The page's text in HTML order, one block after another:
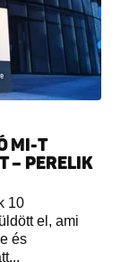
MI-T
– PERELIK
10
el, ami
és